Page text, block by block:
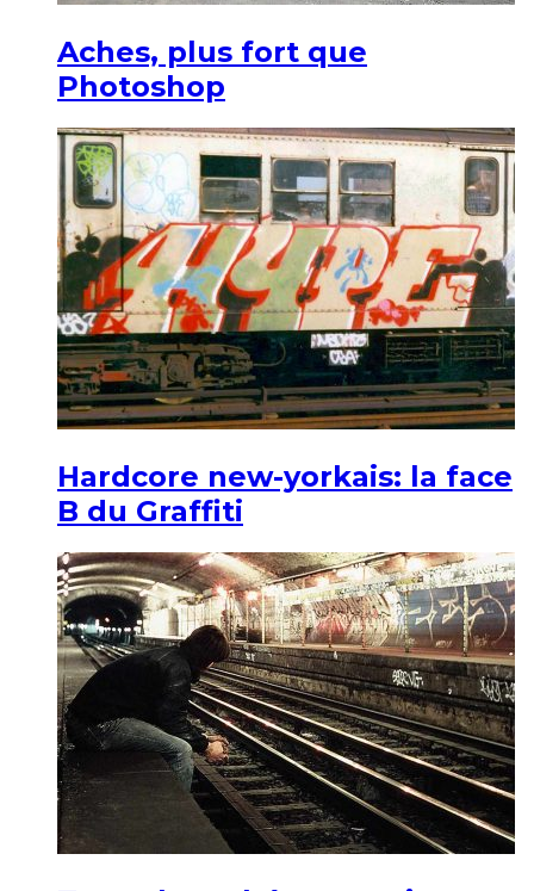
Aches, plus fort que
Photoshop
Hardcore new-yorkais: la face
B du Graffiti